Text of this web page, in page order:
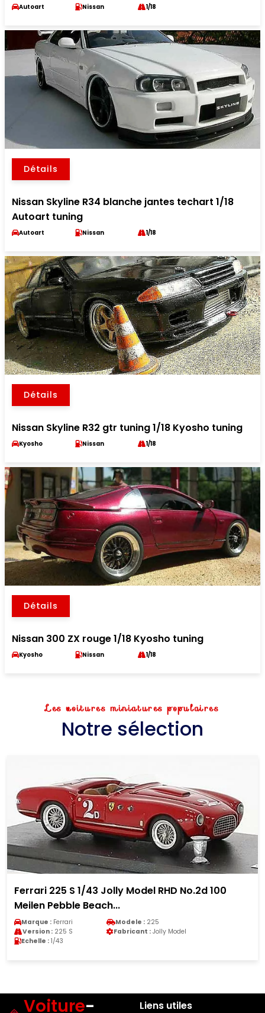
Autoart Nissan 1/18
Détails
Nissan Skyline R34 blanche jantes techart 1/18
Autoart tuning
Autoart Nissan 1/18
Détails
Nissan Skyline R32 gtr tuning 1/18 Kyosho tuning
Kyosho Nissan 1/18
Détails
Nissan 300 ZX rouge 1/18 Kyosho tuning
Kyosho Nissan 1/18
Les voitures miniatures populaires
Notre sélection
Ferrari 225 S 1/43 Jolly Model RHD No.2d 100
Meilen Pebble Beach...
Marque : Ferrari Modele : 225
Version : 225 S Fabricant : Jolly Model
Echelle : 1/43
Voiture- Liens utiles